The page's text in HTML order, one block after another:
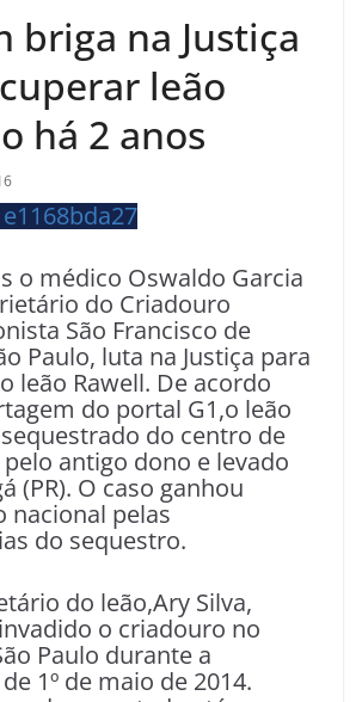
briga na Justiça
leão
há 2 anos
o médico Oswaldo Garcia
do Criadouro
São Francisco de
Paulo, luta na Justiça para
leão Rawell. De acordo
do portal G1,o leão
do centro de
antigo dono e levado
(PR). O caso ganhou
nacional pelas
do sequestro.
do leão,Ary Silva,
o criadouro no
Paulo durante a
1º de maio de 2014.